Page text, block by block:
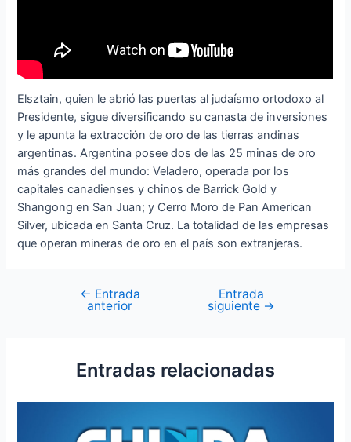
Elsztain, quien le abrió las puertas al judaísmo ortodoxo al
Presidente, sigue diversificando su canasta de inversiones
y le apunta la extracción de oro de las tierras andinas
argentinas. Argentina posee dos de las 25 minas de oro
más grandes del mundo: Veladero, operada por los
capitales canadienses y chinos de Barrick Gold y
Shangong en San Juan; y Cerro Moro de Pan American
Silver, ubicada en Santa Cruz. La totalidad de las empresas
que operan mineras de oro en el país son extranjeras.
← Entrada
anterior
Entrada
siguiente →
Entradas relacionadas